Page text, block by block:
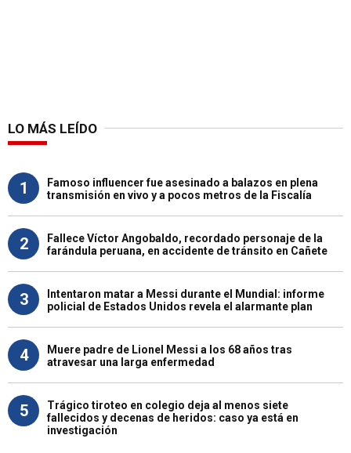
LO MÁS LEÍDO
1
Famoso influencer fue asesinado a balazos en plena
transmisión en vivo y a pocos metros de la Fiscalía
2
Fallece Víctor Angobaldo, recordado personaje de la
farándula peruana, en accidente de tránsito en Cañete
3
Intentaron matar a Messi durante el Mundial: informe
policial de Estados Unidos revela el alarmante plan
4
Muere padre de Lionel Messi a los 68 años tras
atravesar una larga enfermedad
5
Trágico tiroteo en colegio deja al menos siete
fallecidos y decenas de heridos: caso ya está en
investigación